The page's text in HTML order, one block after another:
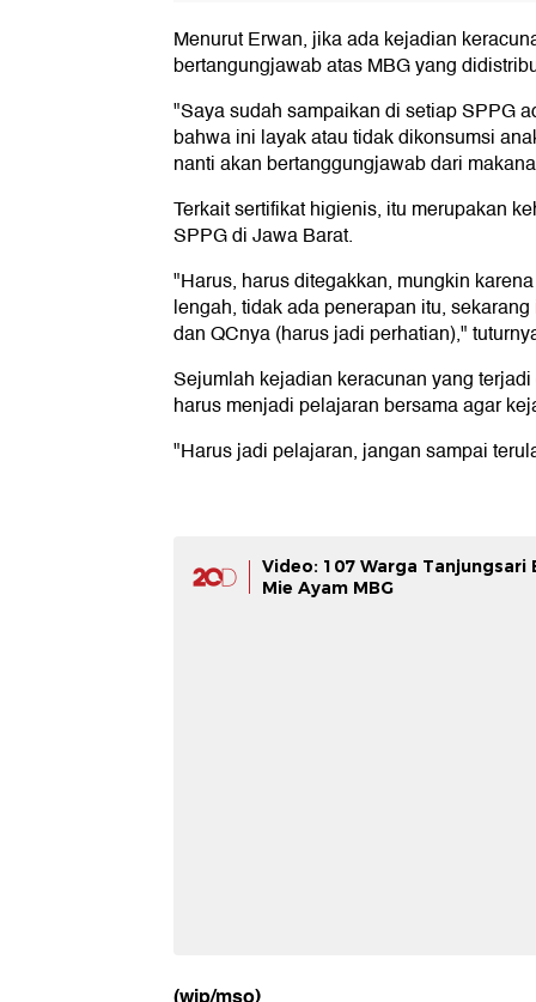
Menurut Erwan, jika ada kejadian
bertangungjawab atas MBG yang
"Saya sudah sampaikan di setiap SPPG
bahwa ini layak atau tidak dikonsumsi
nanti akan bertanggungjawab dari
Terkait sertifikat higienis, itu merupakan
SPPG di Jawa Barat.
"Harus, harus ditegakkan, mungkin
lengah, tidak ada penerapan itu,
dan QCnya (harus jadi perhatian),"
Sejumlah kejadian keracunan yang
harus menjadi pelajaran bersama agar
"Harus jadi pelajaran, jangan sampai
Video: 107 Warga Tanjungsari
Mie Ayam MBG